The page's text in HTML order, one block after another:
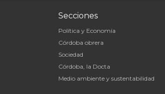
Secciones
Política y Economía
Córdoba obrera
Sociedad
Córdoba, la Docta
Medio ambiente y sustentabilidad